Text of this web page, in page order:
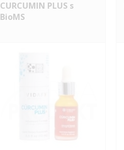
CURCUMIN PLUS s
BioMS